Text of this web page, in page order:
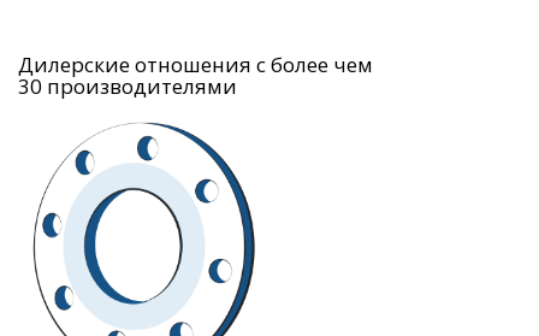
Дилерские отношения с более чем
30 производителями